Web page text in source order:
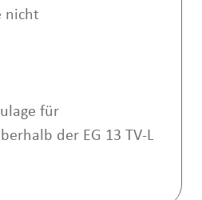
nicht
für
der EG 13 TV-L